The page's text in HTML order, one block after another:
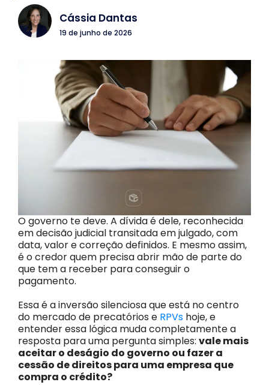
Cássia Dantas
19 de junho de 2026
O governo te deve. A dívida é dele, reconhecida
em decisão judicial transitada em julgado, com
data, valor e correção definidos. E mesmo assim,
é o credor quem precisa abrir mão de parte do
que tem a receber para conseguir o
pagamento.
Essa é a inversão silenciosa que está no centro
do mercado de precatórios e RPVs hoje, e
entender essa lógica muda completamente a
resposta para uma pergunta simples: vale mais
aceitar o deságio do governo ou fazer a
cessão de direitos para uma empresa que
compra o crédito?